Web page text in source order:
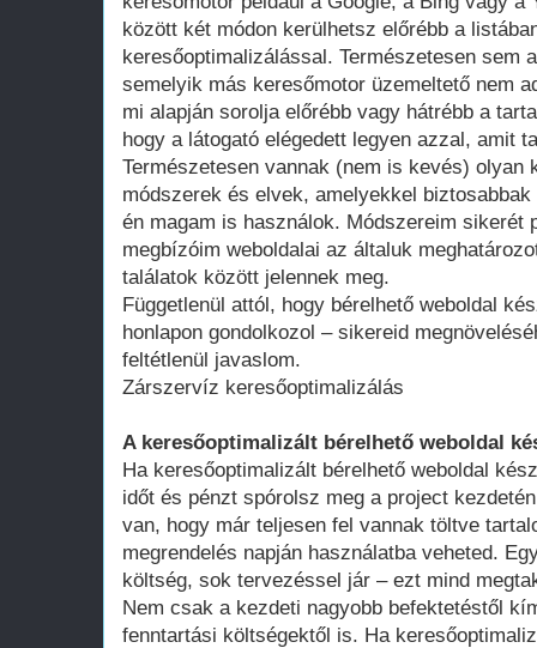
között két módon kerülhetsz előrébb a
keresőoptimalizálással. Természetesen sem
semelyik más keresőmotor üzemeltető nem
mi alapján sorolja előrébb vagy hátrébb a
hogy a látogató elégedett legyen azzal, amit
Természetesen vannak (nem is kevés) olyan
módszerek és elvek, amelyekkel
én magam is használok. Módszereim sikerét
megbízóim weboldalai az általuk
találatok között jelennek meg.
Függetlenül attól, hogy bérelhető weboldal
honlapon gondolkozol – sikereid
feltétlenül javaslom.
Zárszervíz keresőoptimalizálás
A keresőoptimalizált bérelhető weboldal
Ha keresőoptimalizált bérelhető weboldal
időt és pénzt spórolsz meg a project
van, hogy már teljesen fel vannak töltve
megrendelés napján használatba veheted.
költség, sok tervezéssel jár – ezt mind
Nem csak a kezdeti nagyobb befektetéstől
fenntartási költségektől is. Ha